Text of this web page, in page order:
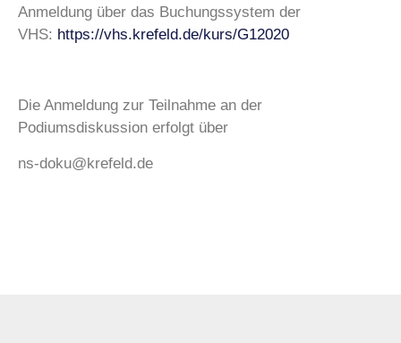
Anmeldung über das Buchungssystem der
VHS: https://vhs.krefeld.de/kurs/G12020
Die Anmeldung zur Teilnahme an der
Podiumsdiskussion erfolgt über
ns-doku@krefeld.de